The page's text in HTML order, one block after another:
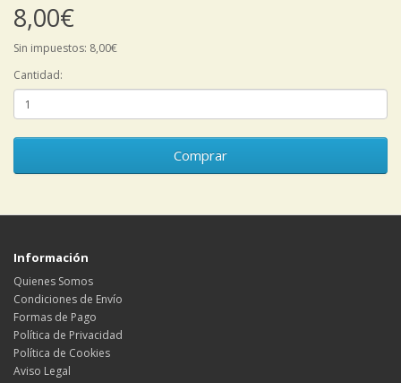
8,00€
Sin impuestos: 8,00€
Cantidad:
Comprar
Información
Quienes Somos
Condiciones de Envío
Formas de Pago
Política de Privacidad
Política de Cookies
Aviso Legal